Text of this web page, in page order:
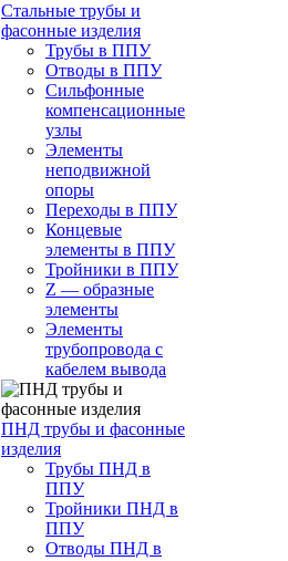
Стальные трубы и
фасонные изделия
Трубы в ППУ
Отводы в ППУ
Сильфонные
компенсационные
узлы
Элементы
неподвижной
опоры
Переходы в ППУ
Концевые
элементы в ППУ
Тройники в ППУ
Z — образные
элементы
Элементы
трубопровода с
кабелем вывода
ПНД трубы и фасонные
изделия
Трубы ПНД в
ППУ
Тройники ПНД в
ППУ
Отводы ПНД в